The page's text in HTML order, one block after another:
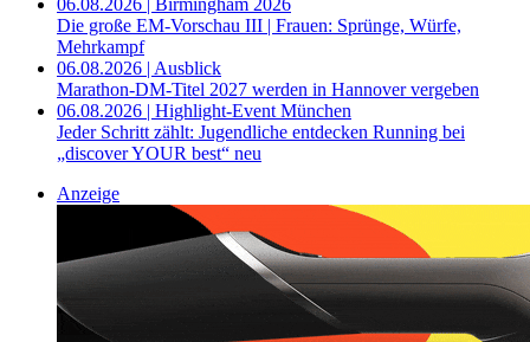
06.08.2026 | Birmingham 2026
Die große EM-Vorschau III | Frauen: Sprünge, Würfe,
Mehrkampf
06.08.2026 | Ausblick
Marathon-DM-Titel 2027 werden in Hannover vergeben
06.08.2026 | Highlight-Event München
Jeder Schritt zählt: Jugendliche entdecken Running bei
„discover YOUR best“ neu
Anzeige